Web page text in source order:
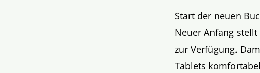
Start der neuen
Neuer Anfang
zur Verfügung.
Tablets